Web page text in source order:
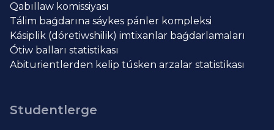
Qabıllaw komissiyası
Tálim baǵdarına sáykes pánler kompleksi
Kásiplik (dóretiwshilik) imtixanlar baǵdarlamaları
Ótiw balları statistikası
Abiturientlerden kelip túsken arzalar statistikası
Studentlerge